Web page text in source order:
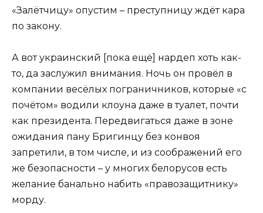
«Залётчицу» опустим – преступницу ждёт кара
по закону.
А вот украинский [пока ещё] нардеп хоть как-
то, да заслужил внимания. Ночь он провёл в
компании весёлых пограничников, которые «с
почётом» водили клоуна даже в туалет, почти
как президента. Передвигаться даже в зоне
ожидания пану Бригинцу без конвоя
запретили, в том числе, и из соображений его
же безопасности – у многих белорусов есть
желание банально набить «правозащитнику»
морду.